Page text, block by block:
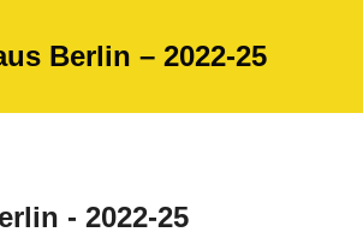
Berlin – 2022-25
- 2022-25